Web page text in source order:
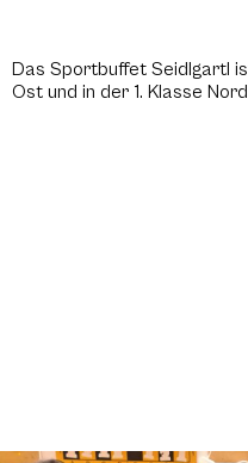
Das Sportbuffet Seidlgartl
Ost und in der 1. Klasse